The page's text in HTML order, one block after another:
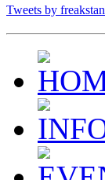
Tweets by freakstan